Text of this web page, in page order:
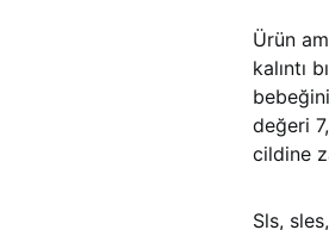
Ürün
kalıntı
değeri
cildine
Sls,